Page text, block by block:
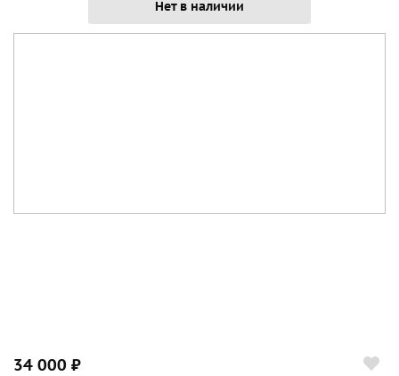
Нет в наличии
34 000 ₽